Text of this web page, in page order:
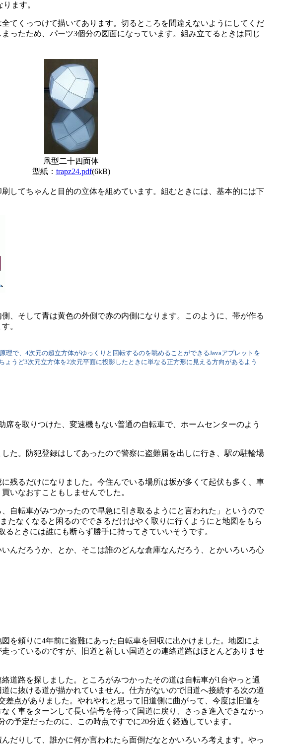
ます。
てくっつけて描いてあります。切るところを間違えないようにしてくだ
ったため、パーツ3個分の図面になっています。組み立てるときは同じ
凧型二十四面体
型紙： trapz24.pdf(6kB)
してちゃんと目的の立体を組めています。組むときには、基本的には下
、そして青は黄色の外側で赤の内側になります。このように、帯が作る
。
で、4次元の超立方体がゆっくりと回転するのを眺めることができるJavaアプレットを
ど3次元立方体を2次元平面に投影したときに単なる正方形に見える方向があるよう
を取りつけた、変速機もない普通の自転車で、ホームセンターのよう
た。防犯登録はしてあったので警察に盗難届を出しに行き、駅の駐輪場
残るだけになりました。今住んでいる場所は坂が多くて起伏も多く、車
いなおすこともしませんでした。
自転車がみつかったので早急に引き取るようにと言われた」というので
たなくなると困るのでできるだけはやく取りに行くようにと地図をもら
ときには誰にも断らず勝手に持ってきていいそうです。
んだろうか、とか、そこは誰のどんな倉庫なんだろう、とかいろいろ心
頼りに4年前に盗難にあった自転車を回収に出かけました。地図によ
っているのですが、旧道と新しい国道との連絡道路はほとんどありませ
道路を探しました。ところがみつかったその道は自転車が1台やっと通
に抜ける道が描かれていません。仕方がないので旧道へ接続する次の道
点がありました。やれやれと思って旧道側に曲がって、今度は旧道を
車をターンして長い信号を待って国道に戻り、さっき進入できなかっ
予定だったのに、この時点ですでに20分近く経過しています。
だりして、誰かに何か言われたら面倒だなとかいろいろ考えます。やっ